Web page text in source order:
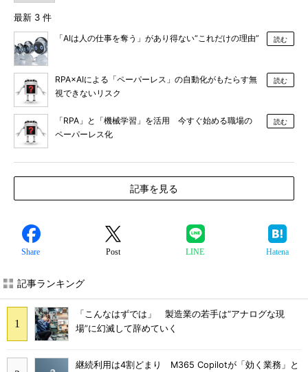
最新 3 件
「AIは人の仕事を奪う」があり得ない“これだけの理由” 読む
RPA×AIによる「ペーパーレス」の自動化がもたらす無
視できないリスク
読む
「RPA」と「機械学習」を活用 今すぐ始める職場の
ペーパーレス化
読む
記事を見る
Share Post LINE Hatena
記事ランキング
「こんなはずでは」 製造業の若手は“アナログな現
場”に幻滅して辞めていく
継続利用は4割どまり M365 Copilotが「効く業務」と